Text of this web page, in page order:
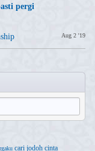
pergi
Aug 2 '19
cari jodoh cinta